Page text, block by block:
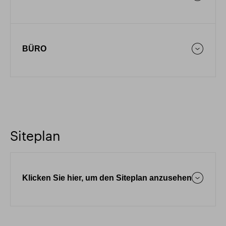
BÜRO
Siteplan
Klicken Sie hier, um den Siteplan anzusehen